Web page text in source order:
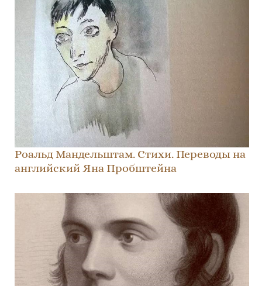
Роальд Мандельштам. Стихи. Переводы на
английский Яна Пробштейна